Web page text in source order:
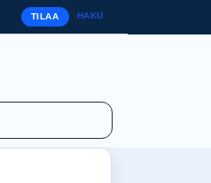
TILAA HAKU